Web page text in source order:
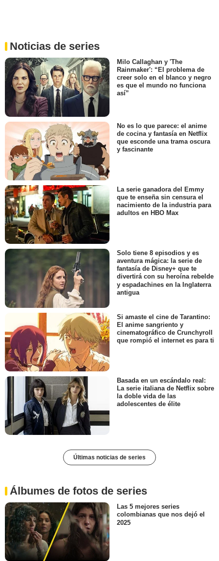
Noticias de series
Milo Callaghan y 'The
Rainmaker': “El problema de
creer solo en el blanco y negro
es que el mundo no funciona
así”
No es lo que parece: el anime
de cocina y fantasía en Netflix
que esconde una trama oscura
y fascinante
La serie ganadora del Emmy
que te enseña sin censura el
nacimiento de la industria para
adultos en HBO Max
Solo tiene 8 episodios y es
aventura mágica: la serie de
fantasía de Disney+ que te
divertirá con su heroína rebelde
y espadachines en la Inglaterra
antigua
Si amaste el cine de Tarantino:
El anime sangriento y
cinematográfico de Crunchyroll
que rompió el internet es para ti
Basada en un escándalo real:
La serie italiana de Netflix sobre
la doble vida de las
adolescentes de élite
Últimas noticias de series
Álbumes de fotos de series
Las 5 mejores series
colombianas que nos dejó el
2025